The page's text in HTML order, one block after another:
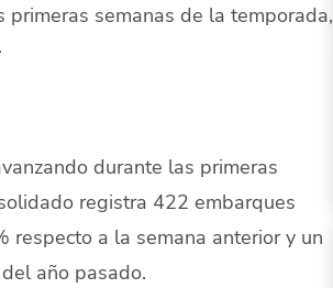
semanas de la temporada,
durante las primeras
registra 422 embarques
respecto a la semana anterior y un
año pasado.